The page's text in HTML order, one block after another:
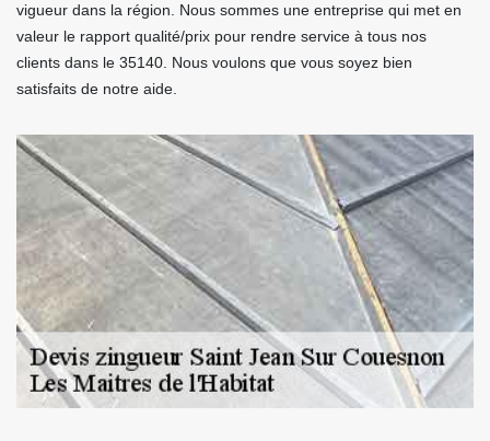
vigueur dans la région. Nous sommes une entreprise qui met en
valeur le rapport qualité/prix pour rendre service à tous nos
clients dans le 35140. Nous voulons que vous soyez bien
satisfaits de notre aide.